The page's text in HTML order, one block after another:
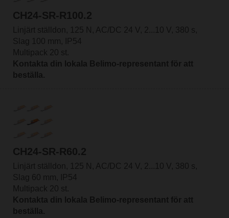
CH24-SR-R100.2
Linjärt ställdon, 125 N, AC/DC 24 V, 2...10 V, 380 s,
Slag 100 mm, IP54
Multipack 20 st.
Kontakta din lokala Belimo-representant för att
beställa.
CH24-SR-R60.2
Linjärt ställdon, 125 N, AC/DC 24 V, 2...10 V, 380 s,
Slag 60 mm, IP54
Multipack 20 st.
Kontakta din lokala Belimo-representant för att
beställa.